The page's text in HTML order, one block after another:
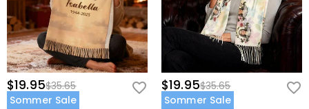
$19.95$35.65
Sommer Sale
$19.95$35.65
Sommer Sale